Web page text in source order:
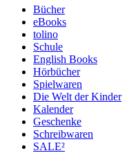
Bücher
eBooks
tolino
Schule
English Books
Hörbücher
Spielwaren
Die Welt der Kinder
Kalender
Geschenke
Schreibwaren
SALE²